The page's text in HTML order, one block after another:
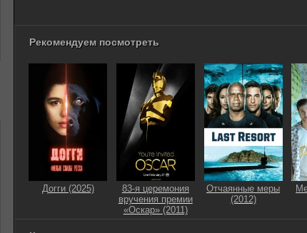
Рекомендуем посмотреть
Догги (2025)
83-я церемония
вручения премии
«Оскар» (2011)
Отчаянные меры
(2012)